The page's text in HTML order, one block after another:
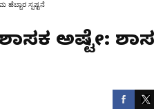
ಹೆಬ್ಬಾರ ಸ್ಪಷ್ಟನೆ
ಅಷ್ಟೇ: